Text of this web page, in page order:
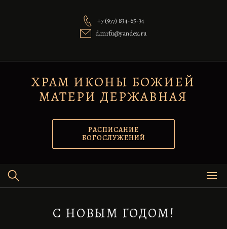
+7 (977) 834-65-34
d.mrfu@yandex.ru
ХРАМ ИКОНЫ БОЖИЕЙ
МАТЕРИ ДЕРЖАВНАЯ
РАСПИСАНИЕ
БОГОСЛУЖЕНИЙ
С НОВЫМ ГОДОМ!